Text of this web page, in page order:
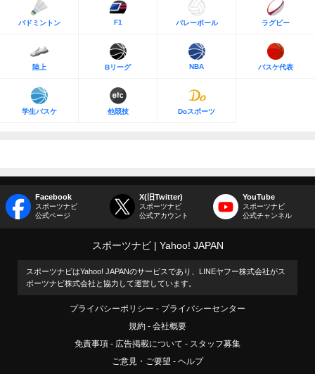
バドミントン F1 バレーボール ラグビー
陸上 Bリーグ NBA バスケ代表
学生バスケ 他競技 Doスポーツ
Facebook
スポーツナビ
公式ページ
X(旧Twitter)
スポーツナビ
公式アカウント
YouTube
スポーツナビ
公式チャンネル
スポーツナビ Yahoo! JAPAN
スポーツナビはYahoo! JAPANのサービスであり、LINEヤフー株式会社がス
ポーツナビ株式会社と協力して運営しています。
プライバシーポリシー
プライバシーセンター
規約
会社概要
免責事項
広告掲載について
スタッフ募集
ご意見・ご要望
ヘルプ